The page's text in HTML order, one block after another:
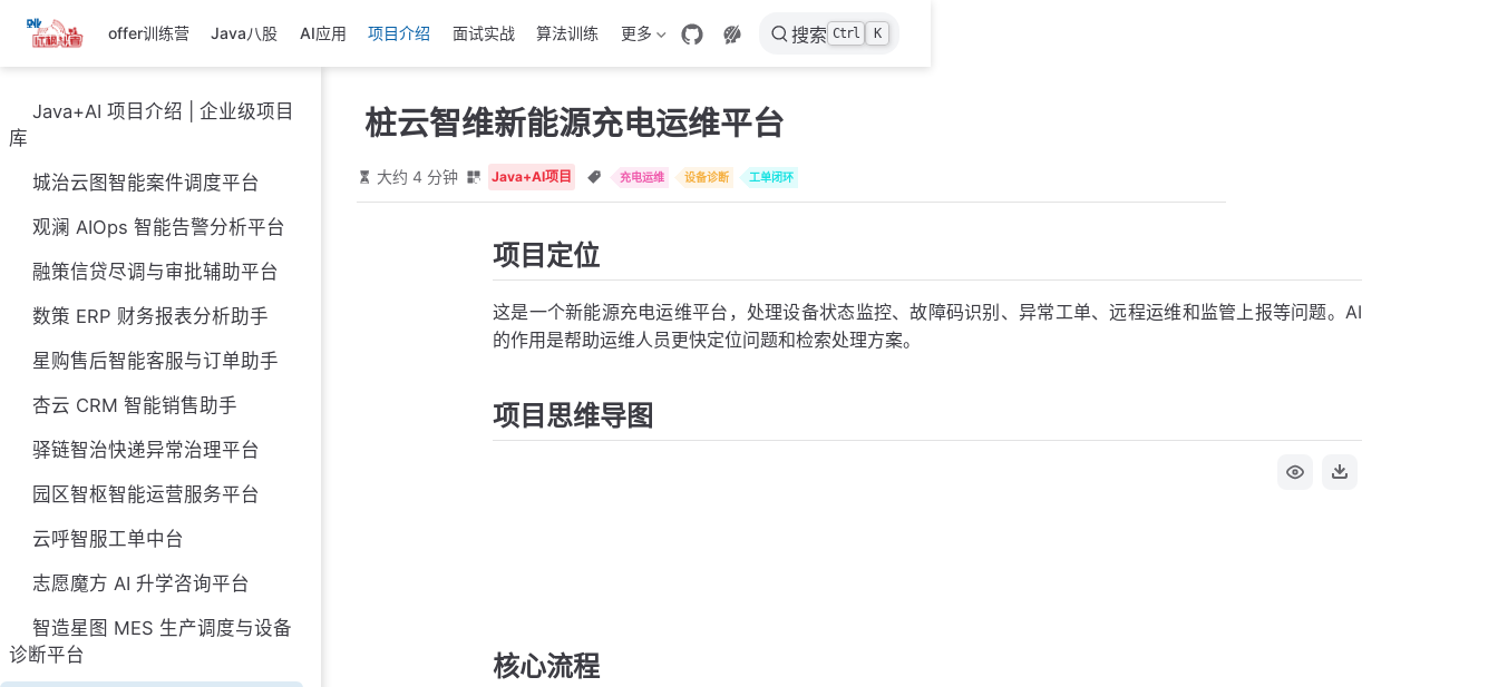
跳
至
主
內
容
offer训练营 Java八股 AI应用 项目介绍 面试实战 算法训练 更多 搜索 Ctrl K
Java+AI 项目介绍 | 企业级项目
库
城治云图智能案件调度平台
观澜 AIOps 智能告警分析平台
融策信贷尽调与审批辅助平台
数策 ERP 财务报表分析助手
星购售后智能客服与订单助手
杏云 CRM 智能销售助手
驿链智治快递异常治理平台
园区智枢智能运营服务平台
云呼智服工单中台
志愿魔方 AI 升学咨询平台
智造星图 MES 生产调度与设备
诊断平台
桩云智维新能源充电运维平台
大约 4 分钟 Java+AI项目 充电运维 设备诊断 工单闭环
项目定位
这是一个新能源充电运维平台，处理设备状态监控、故障码识别、异常工单、远程运维和监管上报等问题。AI
的作用是帮助运维人员更快定位问题和检索处理方案。
项目思维导图
核心流程